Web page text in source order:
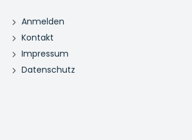
Anmelden
Kontakt
Impressum
Datenschutz